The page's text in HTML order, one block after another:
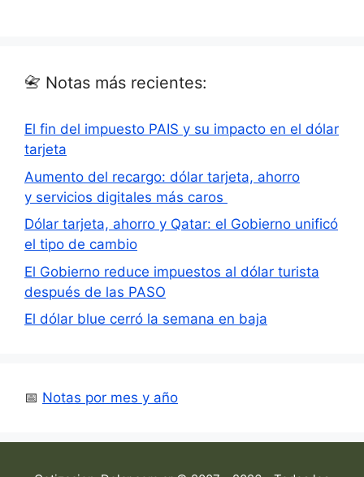
📇 Notas más recientes:
El fin del impuesto PAIS y su impacto en el dólar
tarjeta
Aumento del recargo: dólar tarjeta, ahorro
y servicios digitales más caros
Dólar tarjeta, ahorro y Qatar: el Gobierno unificó
el tipo de cambio
El Gobierno reduce impuestos al dólar turista
después de las PASO
El dólar blue cerró la semana en baja
📅 Notas por mes y año